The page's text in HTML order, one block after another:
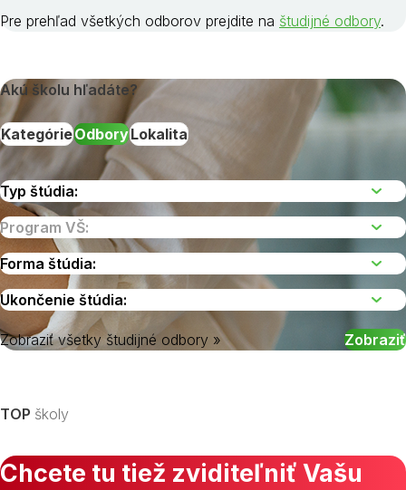
Pre prehľad všetkých odborov prejdite na študijné odbory.
Akú školu hľadáte?
KategórieOdboryLokalita
Zobraziť všetky študijné odbory »
TOP školy
Chcete tu tiež zviditeľniť Vašu